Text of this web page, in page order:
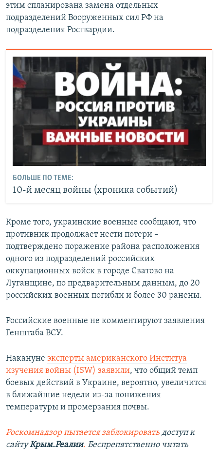
этим спланирована замена отдельных
подразделений Вооруженных сил РФ на
подразделения Росгвардии.
БОЛЬШЕ ПО ТЕМЕ:
10-й месяц войны (хроника событий)
Кроме того, украинские военные сообщают, что
противник продолжает нести потери –
подтверждено поражение района расположения
одного из подразделений российских
оккупационных войск в городе Сватово на
Луганщине, по предварительным данным, до 20
российских военных погибли и более 30 ранены.
Российские военные не комментируют заявления
Генштаба ВСУ.
Накануне эксперты американского Институа
изучения войны (ISW) заявили, что общий темп
боевых действий в Украине, вероятно, увеличится
в ближайшие недели из-за понижения
температуры и промерзания почвы.
Роскомнадзор пытается заблокировать доступ к
сайтуКрым.Реалии. Беспрепятственно читать